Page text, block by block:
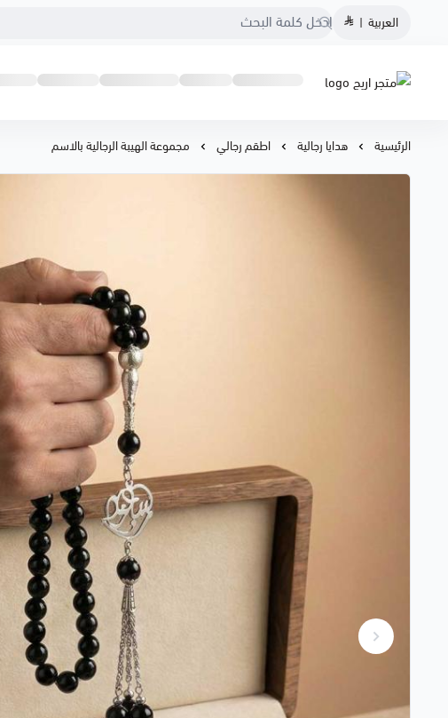
العربية |
متجر اريج
الرئيسية هدايا رجالية اطقم رجالي مجموعة الهيبة الرجالية بالاسم